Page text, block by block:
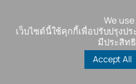
ระยะการส่งสัญญาณ
สัญญาณของรีโมทค
สามารถควบคุมปร
ความสามารถในกา
We
เว็บไซต์นี้ใช้คุกกี้เพื่อปรับปรุงป
มีประสิท
Accept All